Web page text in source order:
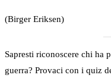
(Birger Eriksen)
Sapresti riconoscere chi ha
guerra? Provaci con i quiz